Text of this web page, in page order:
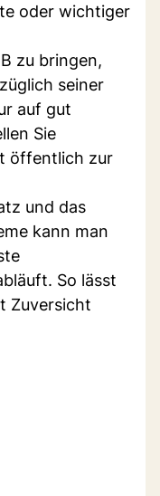
oder wichtiger
zu bringen,
seiner
auf gut
Sie
öffentlich zur
und das
kann man
So lässt
Zuversicht